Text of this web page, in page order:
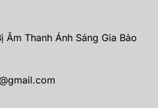
Âm Thanh Ánh Sáng Gia Bảo